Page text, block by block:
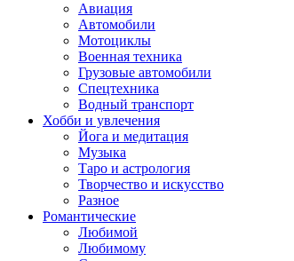
Авиация
Автомобили
Мотоциклы
Военная техника
Грузовые автомобили
Спецтехника
Водный транспорт
Хобби и увлечения
Йога и медитация
Музыка
Таро и астрология
Творчество и искусство
Разное
Романтические
Любимой
Любимому